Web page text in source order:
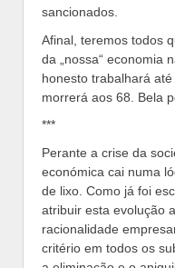
sancionados.
Afinal, teremos todos
da „nossa“ economia
honesto trabalhará
morrerá aos 68. Bela
***
Perante a crise da
económica cai numa
de lixo. Como já foi
atribuir esta evolução
racionalidade
critério em todos os